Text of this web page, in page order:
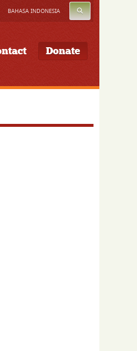
BAHASA INDONESIA SEARCH
Donate